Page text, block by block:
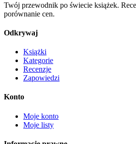
Twój przewodnik po świecie książek.
porównanie cen.
Odkrywaj
Książki
Kategorie
Recenzje
Zapowiedzi
Konto
Moje konto
Moje listy